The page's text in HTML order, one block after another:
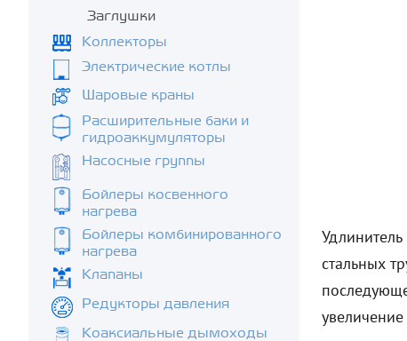
Заглушки
Коллекторы
Электрические котлы
Шаровые краны
Расширительные баки и
гидроаккумуляторы
Насосные группы
Бойлеры косвенного
нагрева
Бойлеры комбинированного
нагрева
Клапаны
Редукторы давления
Коаксиальные дымоходы
стальных